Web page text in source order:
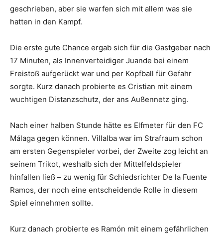
geschrieben, aber sie warfen sich mit allem was sie
hatten in den Kampf.
Die erste gute Chance ergab sich für die Gastgeber nach
17 Minuten, als Innenverteidiger Juande bei einem
Freistoß aufgerückt war und per Kopfball für Gefahr
sorgte. Kurz danach probierte es Cristian mit einem
wuchtigen Distanzschutz, der ans Außennetz ging.
Nach einer halben Stunde hätte es Elfmeter für den FC
Málaga gegen können. Villalba war im Strafraum schon
am ersten Gegenspieler vorbei, der Zweite zog leicht an
seinem Trikot, weshalb sich der Mittelfeldspieler
hinfallen ließ – zu wenig für Schiedsrichter De la Fuente
Ramos, der noch eine entscheidende Rolle in diesem
Spiel einnehmen sollte.
Kurz danach probierte es Ramón mit einem gefährlichen